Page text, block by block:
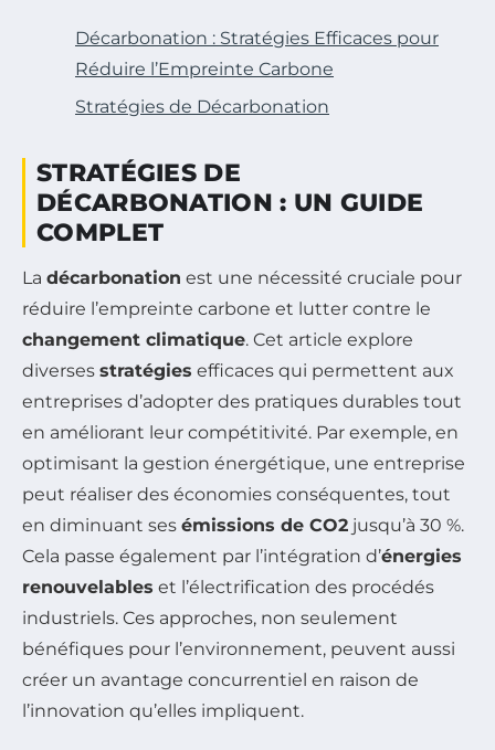
Décarbonation : Stratégies Efficaces pour
Réduire l’Empreinte Carbone
Stratégies de Décarbonation
STRATÉGIES DE
DÉCARBONATION : UN GUIDE
COMPLET
La décarbonation est une nécessité cruciale pour
réduire l’empreinte carbone et lutter contre le
changement climatique. Cet article explore
diverses stratégies efficaces qui permettent aux
entreprises d’adopter des pratiques durables tout
en améliorant leur compétitivité. Par exemple, en
optimisant la gestion énergétique, une entreprise
peut réaliser des économies conséquentes, tout
en diminuant ses émissions de CO2 jusqu’à 30 %.
Cela passe également par l’intégration d’énergies
renouvelables et l’électrification des procédés
industriels. Ces approches, non seulement
bénéfiques pour l’environnement, peuvent aussi
créer un avantage concurrentiel en raison de
l’innovation qu’elles impliquent.